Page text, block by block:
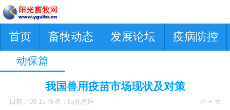
首页 畜牧动态 发展论坛 疫病防控
动保篇
我国兽用疫苗市场现状及对策
日期：09-15 作者：阳光兽医 - 小 + 大